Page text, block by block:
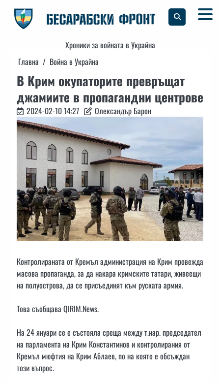
content
Хроники за войната в Украйна
Главна
Война в Украйна
В Крим окупаторите превръщат
джамиите в пропагандни центрове
2024-02-10 14:27 Олександър Барон
Контролираната от Кремъл администрация на Крим провежда
масова пропаганда, за да накара кримските татари, живеещи
на полуострова, да се присъединят към руската армия.
Това съобщава QIRIM.News.
На 24 януари се е състояла среща между т.нар. председател
на парламента на Крим Константинов и контролирания от
Кремъл мюфтия на Крим Аблаев, по на която е обсъждан
този въпрос.